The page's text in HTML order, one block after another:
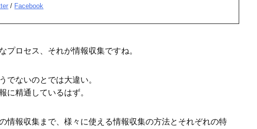
/ Facebook
プロセス、それが情報収集ですね。
でないのとでは大違い。
に精通しているはず。
情報収集まで、様々に使える情報収集の方法とそれぞれの特